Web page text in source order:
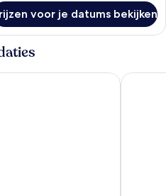
voor je datums bekijken
by IHG Villare